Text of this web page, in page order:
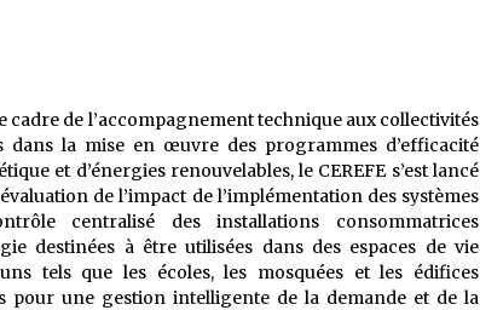
Tradition orale/ D’où viennent les
contes et à quoi servent-ils?
5 ans ago
cadre de l’accompagnement technique aux collectivités
dans la mise en œuvre des programmes d’efficacité
et d’énergies renouvelables, le CEREFE s’est lancé
de l’impact de l’implémentation des systèmes
centralisé des installations consommatrices
destinées à être utilisées dans des espaces de vie
tels que les écoles, les mosquées et les édifices
pour une gestion intelligente de la demande et de la